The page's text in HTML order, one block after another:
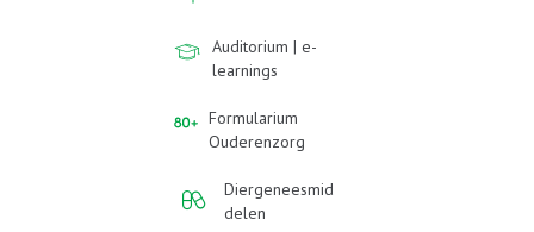
Auditorium | e-
learnings
Formularium
Ouderenzorg
Diergeneesmid
delen